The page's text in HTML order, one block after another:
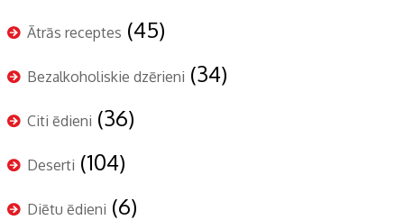
Ātrās receptes (45)
Bezalkoholiskie dzērieni (34)
Citi ēdieni (36)
Deserti (104)
Diētu ēdieni (6)